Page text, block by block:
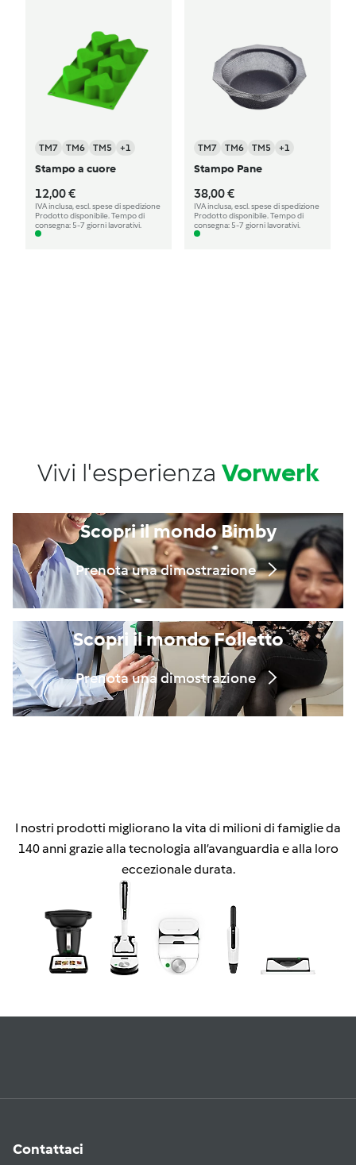
TM7 TM6 TM5 +1
Stampo a cuore
12,00 €
IVA inclusa, escl. spese di spedizione
Prodotto disponibile. Tempo di
consegna: 5-7 giorni lavorativi.
TM7 TM6 TM5 +1
Stampo Pane
38,00 €
IVA inclusa, escl. spese di spedizione
Prodotto disponibile. Tempo di
consegna: 5-7 giorni lavorativi.
Vivi l'esperienza Vorwerk
Scopri il mondo Bimby
Prenota una dimostrazione
Scopri il mondo Folletto
Prenota una dimostrazione
I nostri prodotti migliorano la vita di milioni di famiglie da
140 anni grazie alla tecnologia all’avanguardia e alla loro
eccezionale durata.
Contattaci